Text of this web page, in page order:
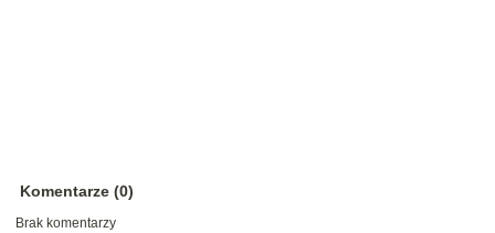
Komentarze (0)
Brak komentarzy